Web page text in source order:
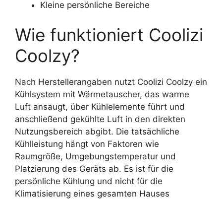
Kleine persönliche Bereiche
Wie funktioniert Coolizi
Coolzy?
Nach Herstellerangaben nutzt Coolizi Coolzy ein
Kühlsystem mit Wärmetauscher, das warme
Luft ansaugt, über Kühlelemente führt und
anschließend gekühlte Luft in den direkten
Nutzungsbereich abgibt. Die tatsächliche
Kühlleistung hängt von Faktoren wie
Raumgröße, Umgebungstemperatur und
Platzierung des Geräts ab. Es ist für die
persönliche Kühlung und nicht für die
Klimatisierung eines gesamten Hauses